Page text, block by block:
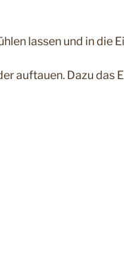
lassen und in die
auftauen. Dazu das